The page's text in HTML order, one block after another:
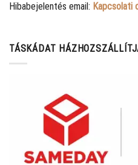
Hibabejelentés email: Kapcsolati
TÁSKÁDAT